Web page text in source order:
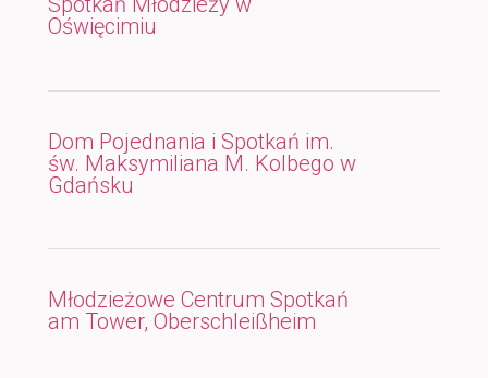
Oświęcimiu
Dom Pojednania i Spotkań im.
św. Maksymiliana M. Kolbego w
Gdańsku
Młodzieżowe Centrum Spotkań
am Tower, Oberschleißheim